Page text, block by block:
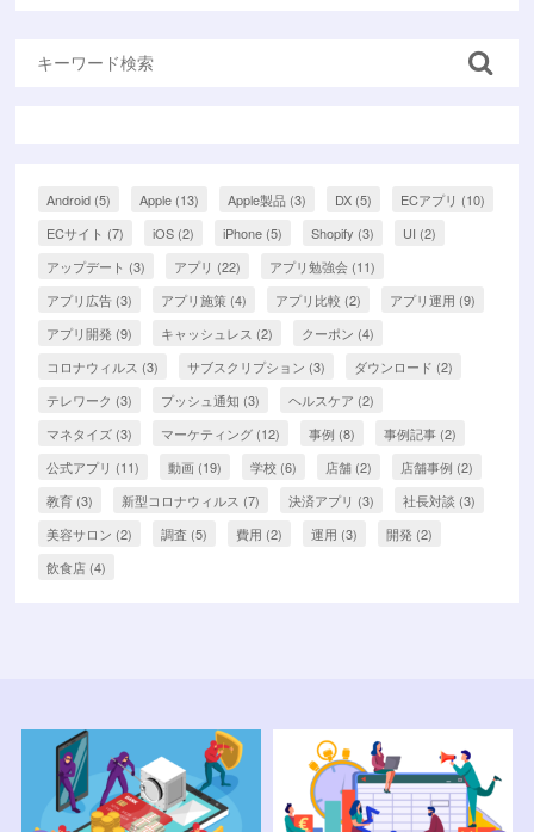
Android (5) Apple (13) Apple製品 (3) DX (5) ECアプリ (10)
ECサイト (7) iOS (2) iPhone (5) Shopify (3) UI (2)
アップデート (3) アプリ (22) アプリ勉強会 (11)
アプリ広告 (3) アプリ施策 (4) アプリ比較 (2) アプリ運用 (9)
アプリ開発 (9) キャッシュレス (2) クーポン (4)
コロナウィルス (3) サブスクリプション (3) ダウンロード (2)
テレワーク (3) プッシュ通知 (3) ヘルスケア (2)
マネタイズ (3) マーケティング (12) 事例 (8) 事例記事 (2)
公式アプリ (11) 動画 (19) 学校 (6) 店舗 (2) 店舗事例 (2)
教育 (3) 新型コロナウィルス (7) 決済アプリ (3) 社長対談 (3)
美容サロン (2) 調査 (5) 費用 (2) 運用 (3) 開発 (2)
飲食店 (4)